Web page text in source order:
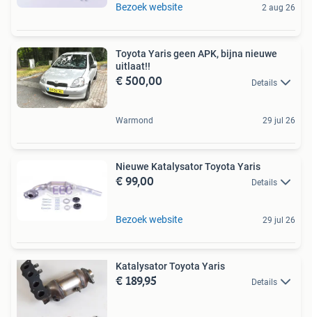
Bezoek website 2 aug 26
Toyota Yaris geen APK, bijna nieuwe
uitlaat!!
€ 500,00 Details
Warmond 29 jul 26
Nieuwe Katalysator Toyota Yaris
€ 99,00 Details
Bezoek website 29 jul 26
Katalysator Toyota Yaris
€ 189,95 Details